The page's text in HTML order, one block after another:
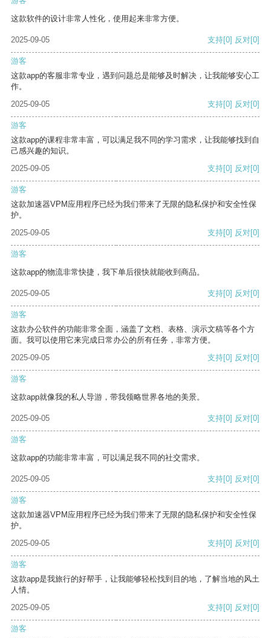
这款软件的设计非常人性化，使用起来非常方便。
2025-09-05 支持[0] 反对[0]
游客
这款app的客服非常专业，遇到问题总是能够及时解决，让我能够安心工
作。
2025-09-05
支持[0] 反对[0]
游客
这款app的课程非常丰富，可以满足我不同的学习需求，让我能够找到自
己感兴趣的知识。
2025-09-05
支持[0] 反对[0]
游客
这款加速器VPM应用程序已经为我们带来了无限的隐私保护和安全性保
护。
2025-09-05
支持[0] 反对[0]
游客
这款app的物流非常快捷，我下单后很快就能收到商品。
2025-09-05 支持[0] 反对[0]
游客
这款办公软件的功能非常全面，涵盖了文档、表格、演示文稿等各个方
面。我可以使用它来完成日常办公的所有任务，非常方便。
2025-09-05
支持[0] 反对[0]
游客
这款app就像我的私人导游，带我领略世界各地的美景。
2025-09-05 支持[0] 反对[0]
游客
这款app的功能非常丰富，可以满足我不同的社交需求。
2025-09-05 支持[0] 反对[0]
游客
这款加速器VPM应用程序已经为我们带来了无限的隐私保护和安全性保
护。
2025-09-05
支持[0] 反对[0]
游客
这款app是我旅行的好帮手，让我能够轻松找到目的地，了解当地的风土
人情。
2025-09-05
支持[0] 反对[0]
游客